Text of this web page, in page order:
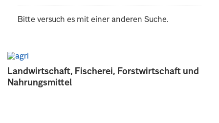
Landwirtschaft, Fischerei, Forstwirtschaft und
Nahrungsmittel
Bitte versuch es mit einer anderen Suche.